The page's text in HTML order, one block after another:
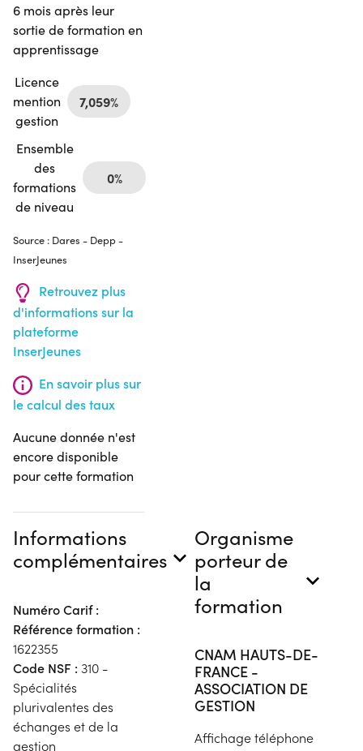
6 mois après leur
sortie de formation en
apprentissage
Licence
mention
gestion
7,059%
Ensemble
des
formations
de niveau
0%
Source : Dares - Depp -
InserJeunes
Retrouvez plus
d'informations sur la
plateforme
InserJeunes
En savoir plus sur
le calcul des taux
Aucune donnée n'est
encore disponible
pour cette formation
Informations
complémentaires
Numéro Carif :
Référence formation :
1622355
Code NSF : 310 -
Spécialités
plurivalentes des
échanges et de la
gestion
Organisme
porteur de
la
formation
CNAM HAUTS-DE-
FRANCE -
ASSOCIATION DE
GESTION
Affichage téléphone